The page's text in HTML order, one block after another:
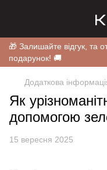
🎁 Залишайте відгук, та
подарунок! 🚚
Додаткова
Як
допомогою
15 вересня 2025